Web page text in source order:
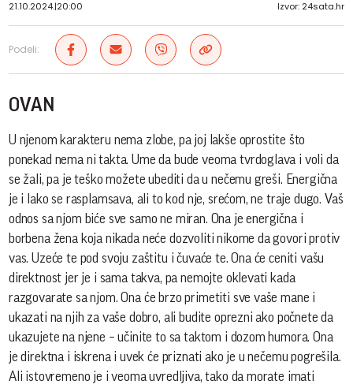
21.10.2024.|20:00 Izvor: 24sata.hr
Podeli:
OVAN
U njenom karakteru nema zlobe, pa joj lakše oprostite što
ponekad nema ni takta. Ume da bude veoma tvrdoglava i voli da
se žali, pa je teško možete ubediti da u nečemu greši. Energična
je i lako se rasplamsava, ali to kod nje, srećom, ne traje dugo. Vaš
odnos sa njom biće sve samo ne miran. Ona je energična i
borbena žena koja nikada neće dozvoliti nikome da govori protiv
vas. Uzeće te pod svoju zaštitu i čuvaće te. Ona će ceniti vašu
direktnost jer je i sama takva, pa nemojte oklevati kada
razgovarate sa njom. Ona će brzo primetiti sve vaše mane i
ukazati na njih za vaše dobro, ali budite oprezni ako počnete da
ukazujete na njene – učinite to sa taktom i dozom humora. Ona
je direktna i iskrena i uvek će priznati ako je u nečemu pogrešila.
Ali istovremeno je i veoma uvredljiva, tako da morate imati